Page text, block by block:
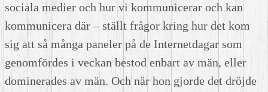
sociala medier och hur vi kommunicerar och kan
kommunicera där – ställt frågor kring hur det kom
sig att så många paneler på de Internetdagar som
genomfördes i veckan bestod enbart av män, eller
dominerades av män. Och när hon gjorde det dröjde